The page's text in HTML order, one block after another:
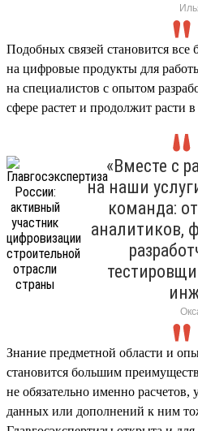
Подобных связей становится все
на цифровые продукты для
на специалистов с опытом
сфере растет и продолжит расти
«Вместе с
на наши
команда:
аналитиков,
Знание предметной области и
становится большим
не обязательно именно расчетов,
данных или дополнений к ним